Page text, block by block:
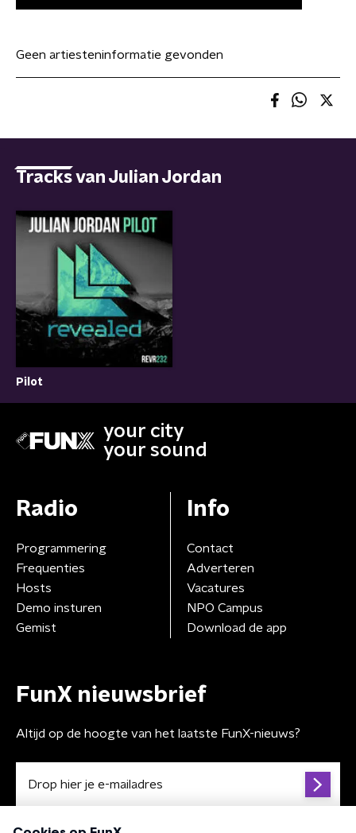
Geen artiesteninformatie gevonden
Tracks van Julian Jordan
Pilot
your city
your sound
Radio
Programmering
Frequenties
Hosts
Demo insturen
Gemist
Info
Contact
Adverteren
Vacatures
NPO Campus
Download de app
FunX nieuwsbrief
Altijd op de hoogte van het laatste FunX-nieuws?